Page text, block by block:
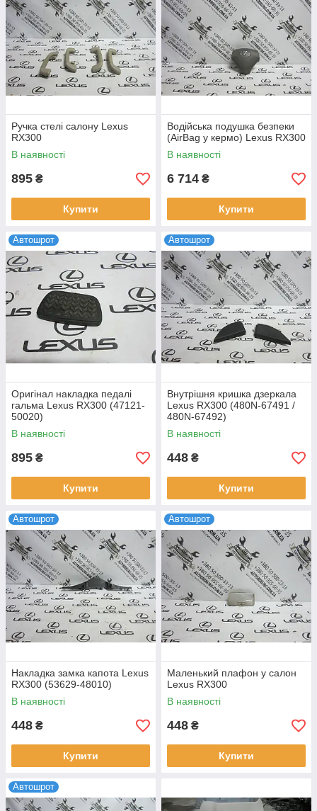
Ручка стелі салону Lexus
RX300
В наявності
895 ₴
Купити
Водійська подушка безпеки
(AirBag у кермо) Lexus RX300
В наявності
6 714 ₴
Купити
Автошрот
Оригінал накладка педалі
гальма Lexus RX300 (47121-
50020)
В наявності
895 ₴
Купити
Автошрот
Внутрішня кришка дзеркала
Lexus RX300 (480N-67491 /
480N-67492)
В наявності
448 ₴
Купити
Автошрот
Накладка замка капота Lexus
RX300 (53629-48010)
В наявності
448 ₴
Купити
Автошрот
Маленький плафон у салон
Lexus RX300
В наявності
448 ₴
Купити
Автошрот